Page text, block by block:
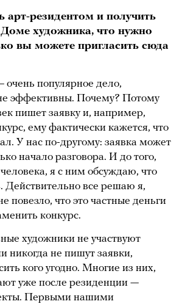
арт-резидентом и получить
художника, что нужно
вы можете пригласить сюда
популярное дело,
эффективны. Почему? Потому
пишет заявку и, например,
ему фактически кажется, что
У нас по-другому: заявка может
начало разговора. И до того,
я с ним обсуждаю, что
Действительно все решаю я,
повезло, что это частные деньги
конкурс.
художники не участвуют
никогда не пишут заявки,
кого угодно. Многие из них,
уже после резиденции —
Первыми нашими